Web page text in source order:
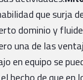
que surja
dominio y
una de las
en equipo se